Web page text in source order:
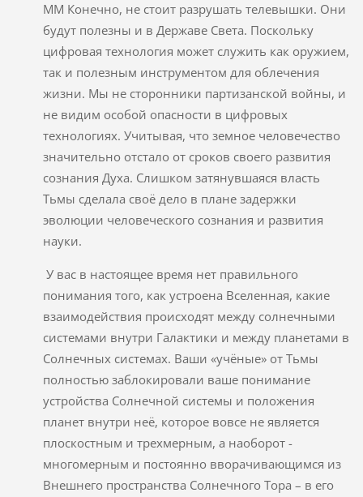
ММ Конечно, не стоит разрушать телевышки. Они
будут полезны и в Державе Света. Поскольку
цифровая технология может служить как оружием,
так и полезным инструментом для облечения
жизни. Мы не сторонники партизанской войны, и
не видим особой опасности в цифровых
технологиях. Учитывая, что земное человечество
значительно отстало от сроков своего развития
сознания Духа. Слишком затянувшаяся власть
Тьмы сделала своё дело в плане задержки
эволюции человеческого сознания и развития
науки.
У вас в настоящее время нет правильного
понимания того, как устроена Вселенная, какие
взаимодействия происходят между солнечными
системами внутри Галактики и между планетами в
Солнечных системах. Ваши «учёные» от Тьмы
полностью заблокировали ваше понимание
устройства Солнечной системы и положения
планет внутри неё, которое вовсе не является
плоскостным и трехмерным, а наоборот -
многомерным и постоянно вворачивающимся из
Внешнего пространства Солнечного Тора – в его